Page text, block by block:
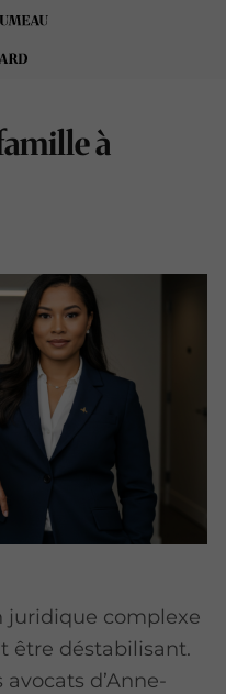
à
juridique complexe
être déstabilisant.
d’Anne-